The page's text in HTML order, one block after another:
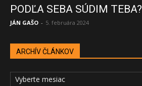
PODĽA SEBA SÚDIM TEBA?
JÁN GAŠO - 5. februára 2024
ARCHÍV ČLÁNKOV
ARCHÍV
ČLÁNKOV